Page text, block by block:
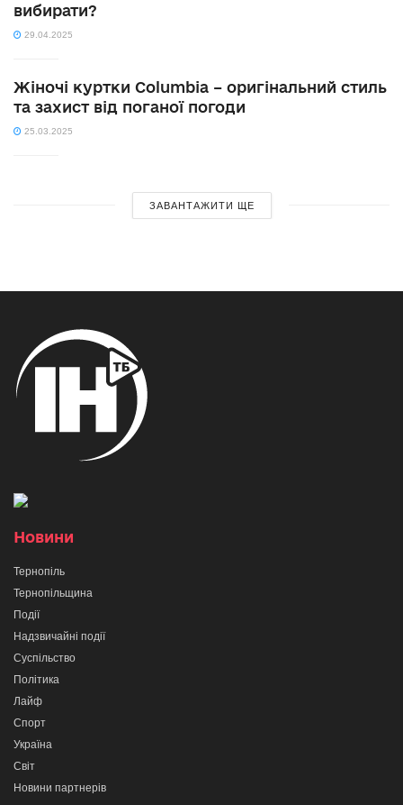
вибирати?
29.04.2025
Жіночі куртки Columbia – оригінальний стиль
та захист від поганої погоди
25.03.2025
ЗАВАНТАЖИТИ ЩЕ
Новини
Тернопіль
Тернопільщина
Події
Надзвичайні події
Суспільство
Політика
Лайф
Спорт
Україна
Світ
Новини партнерів